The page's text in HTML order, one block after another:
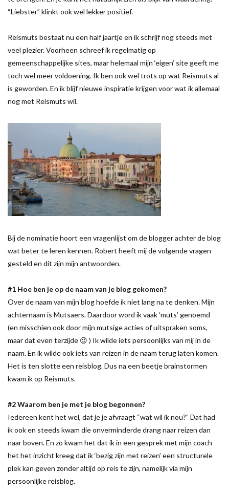
“Liebster” klinkt ook wel lekker positief.
Reismuts bestaat nu een half jaartje en ik schrijf nog steeds met
veel plezier. Voorheen schreef ik regelmatig op
gemeenschappelijke sites, maar helemaal mijn ‘eigen’ site geeft me
toch wel meer voldoening. Ik ben ook wel trots op wat Reismuts al
is geworden. En ik blijf nieuwe inspiratie krijgen voor wat ik allemaal
nog met Reismuts wil.
Bij de nominatie hoort een vragenlijst om de blogger achter de blog
wat beter te leren kennen. Robert heeft mij de volgende vragen
gesteld en dit zijn mijn antwoorden.
#1 Hoe ben je op de naam van je blog gekomen?
Over de naam van mijn blog hoefde ik niet lang na te denken. Mijn
achternaam is Mutsaers. Daardoor word ik vaak ‘muts’ genoemd
(en misschien ook door mijn mutsige acties of uitspraken soms,
maar dat even terzijde 😉 ) Ik wilde iets persoonlijks van mij in de
naam. En ik wilde ook iets van reizen in de naam terug laten komen.
Het is ten slotte een reisblog. Dus na een beetje brainstormen
kwam ik op Reismuts.
#2 Waarom ben je met je blog begonnen?
Iedereen kent het wel, dat je je afvraagt “wat wil ik nou?” Dat had
ik ook en steeds kwam die onverminderde drang naar reizen dan
naar boven. En zo kwam het dat ik in een gesprek met mijn coach
het het inzicht kreeg dat ik ‘bezig zijn met reizen’ een structurele
plek kan geven zonder altijd op reis te zijn, namelijk via mijn
persoonlijke reisblog.